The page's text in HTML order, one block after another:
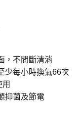
，不間斷清消
少每小時換氣66次
抑菌及節電